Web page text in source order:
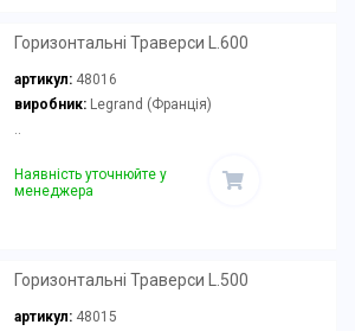
Горизонтальні Траверси L.600
артикул: 48016
виробник:Legrand (Франція)
..
Наявність уточнюйте у
менеджера
Горизонтальні Траверси L.500
артикул: 48015